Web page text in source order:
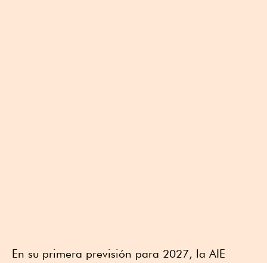
En su primera previsión para 2027, la AIE